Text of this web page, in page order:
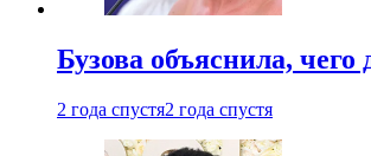
Бузова объяснила,
2 года спустя2 года спустя